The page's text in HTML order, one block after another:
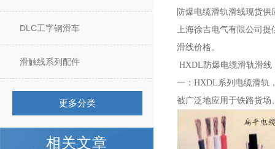
DLC工字钢滑车
滑触线系列配件
更多分类
相关文章
防爆电缆滑轨滑线现货
上海徐吉电气有限公司
滑线价格。
HXDL防爆电缆滑轨滑线
一：HXDL系列电缆滑轨
被广泛地应用于铁路货场